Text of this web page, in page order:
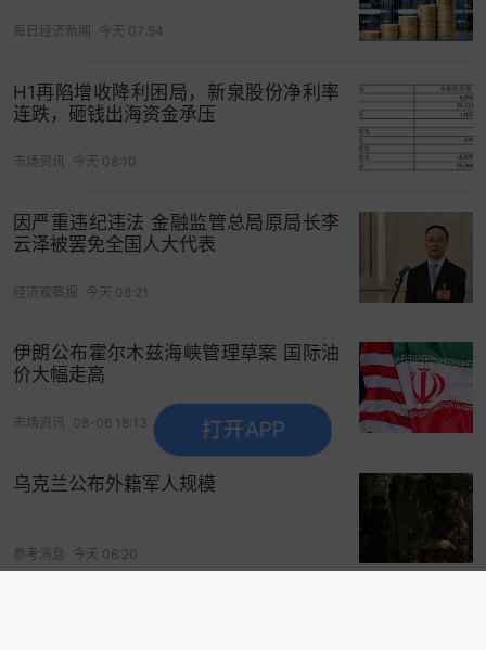
打开APP
从美股折戟到港股三闯，科望医药的上市之路折射
27亿负债的重压下，3300万现金能否撬动资本市场
的信任？
（作者：唐唯珂 编辑：季媛媛）
聚焦港股动向，财经资讯这里看>>
每日经济新闻 今天 07:54
H1再陷增收降利困局，新泉股份净利率
连跌，砸钱出海资金承压
市场资讯 今天 08:10
因严重违纪违法 金融监管总局原局长李
云泽被罢免全国人大代表
经济观察报 今天 08:21
伊朗公布霍尔木兹海峡管理草案 国际油
价大幅走高
市场资讯 08-06 18:13
乌克兰公布外籍军人规模
参考消息 今天 06:20